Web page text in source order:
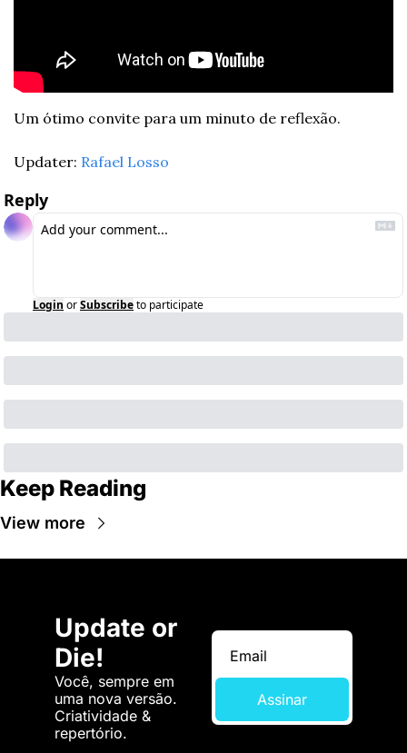
Um ótimo convite para um minuto de reflexão.
Updater: Rafael Losso
Reply
Login orSubscribeto participate
Keep Reading
View more
Update or
Die!
Você, sempre em
uma nova versão.
Criatividade &
repertório.
Assinar